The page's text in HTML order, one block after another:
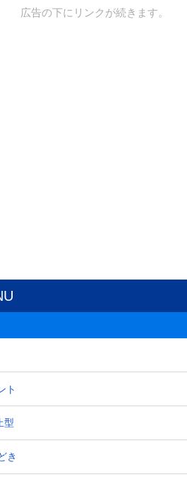
広告の下にリンクが続きます。
ト
型
き